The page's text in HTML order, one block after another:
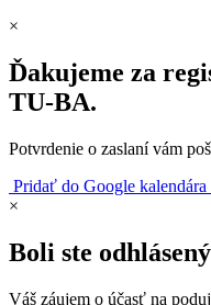
×
Ďakujeme za
TU‑BA.
Potvrdenie o zaslaní vám
Pridať do Google kalendára
×
Boli ste
Váš záujem o účasť na